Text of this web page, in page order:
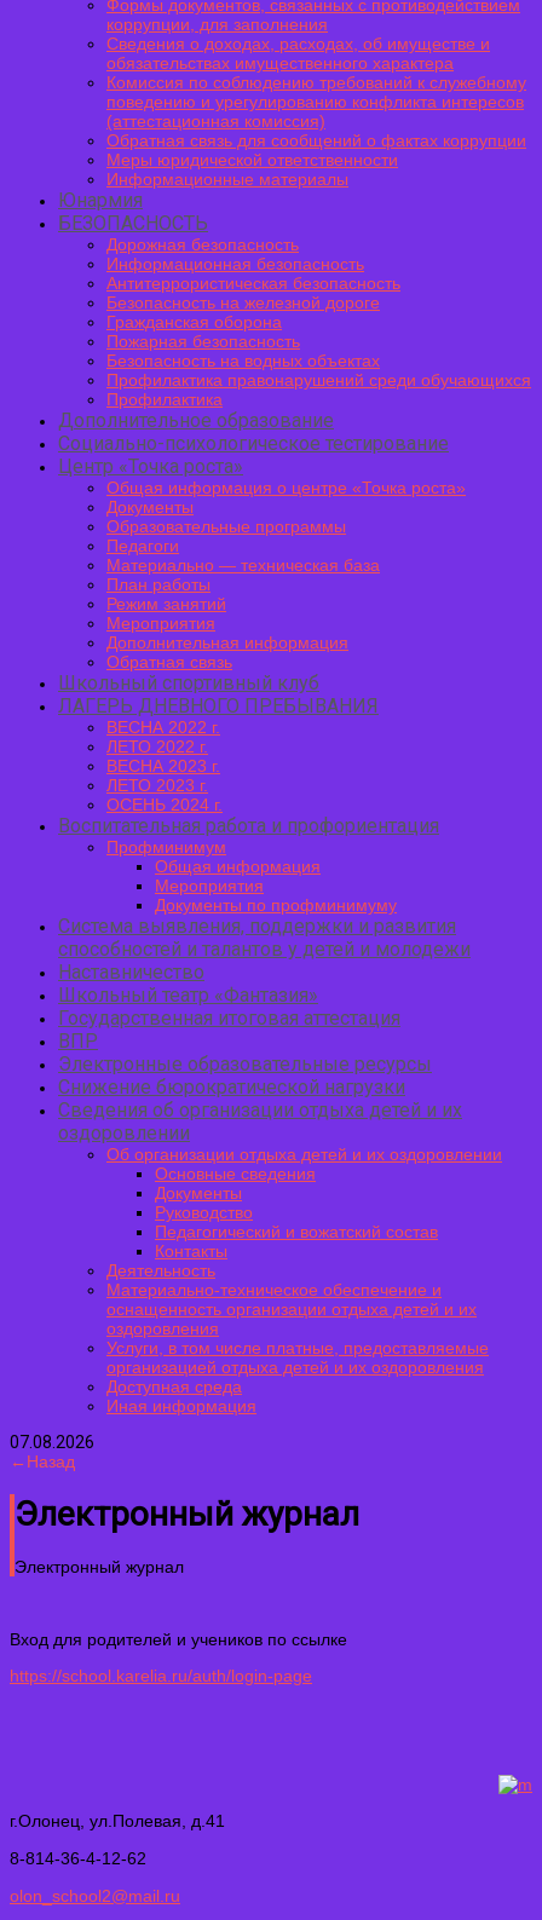
Формы документов, связанных с противодействием
коррупции, для заполнения
Сведения о доходах, расходах, об имуществе и
обязательствах имущественного характера
Комиссия по соблюдению требований к служебному
поведению и урегулированию конфликта интересов
(аттестационная комиссия)
Обратная связь для сообщений о фактах коррупции
Меры юридической ответственности
Информационные материалы
Юнармия
БЕЗОПАСНОСТЬ
Дорожная безопасность
Информационная безопасность
Антитеррористическая безопасность
Безопасность на железной дороге
Гражданская оборона
Пожарная безопасность
Безопасность на водных объектах
Профилактика правонарушений среди обучающихся
Профилактика
Дополнительное образование
Социально-психологическое тестирование
Центр «Точка роста»
Общая информация о центре «Точка роста»
Документы
Образовательные программы
Педагоги
Материально — техническая база
План работы
Режим занятий
Мероприятия
Дополнительная информация
Обратная связь
Школьный спортивный клуб
ЛАГЕРЬ ДНЕВНОГО ПРЕБЫВАНИЯ
ВЕСНА 2022 г.
ЛЕТО 2022 г.
ВЕСНА 2023 г.
ЛЕТО 2023 г.
ОСЕНЬ 2024 г.
Воспитательная работа и профориентация
Профминимум
Общая информация
Мероприятия
Документы по профминимуму
Система выявления, поддержки и развития
способностей и талантов у детей и молодежи
Наставничество
Школьный театр «Фантазия»
Государственная итоговая аттестация
ВПР
Электронные образовательные ресурсы
Снижение бюрократической нагрузки
Сведения об организации отдыха детей и их
оздоровлении
Об организации отдыха детей и их оздоровлении
Основные сведения
Документы
Руководство
Педагогический и вожатский состав
Контакты
Деятельность
Материально-техническое обеспечение и
оснащенность организации отдыха детей и их
оздоровления
Услуги, в том числе платные, предоставляемые
организацией отдыха детей и их оздоровления
Доступная среда
Иная информация
07.08.2026
←Назад
Электронный журнал
Электронный журнал
Вход для родителей и учеников по ссылке
https://school.karelia.ru/auth/login-page
г.Олонец, ул.Полевая, д.41
8-814-36-4-12-62
olon_school2@mail.ru